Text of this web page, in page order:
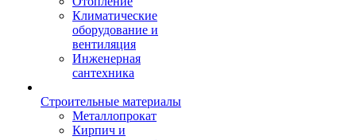
Климатические
оборудование и
вентиляция
Инженерная
сантехника
Строительные материалы
Металлопрокат
Кирпич и